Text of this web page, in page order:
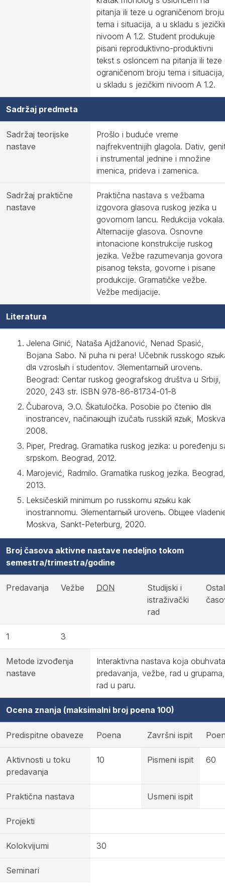
pitanja ili teze u ograničenom broju
tema i situacija, a u skladu s
nivoom A 1.2. Student produkuje
pisani reproduktivno-produktivni
tekst s osloncem na pitanja ili teze
ograničenom broju tema i
u skladu s jezičkim nivoom A 1.2.
Sadržaj predmeta
Sadržaj teorijske
nastave
Prošlo i buduće vreme
najfrekventnijih glagola. Dativ,
i instrumental jednine i množine
imenica, prideva i zamenica.
Sadržaj praktične
nastave
Praktična nastava s vežbama
izgovora glasova ruskog jezika u
govornom lancu. Redukcija vokala.
Alternacije glasova. Osnovne
intonacione konstrukcije ruskog
jezika. Vežbe razumevanja govora
pisanog teksta, govorne i pisane
produkcije. Gramatičke vežbe.
Vežbe medijacije.
Literatura
Jelena Ginić, Nataša Ajdžanović, Nenad Spasić,
Bojana Sabo. Ni puha ni pera! Učebnik russkogo
dlя vzroslыh i studentov. Эlementarnый urovenь.
Beograd: Centar ruskog geografskog društva u Srbiji,
2020, 243 str. ISBN 978-86-81734-01-8
Čubarova, Э.O. Škatuločka. Posobie po čteniю dlя
inostrancev, načinaющih izučatь russkiй яzыk,
2008.
Piper, Predrag. Gramatika ruskog jezika: u poređenju
srpskom. Beograd, 2012.
Marojević, Radmilo. Gramatika ruskog jezika. Beograd,
2013.
Leksičeskiй minimum po russkomu яzыku kak
inostrannomu. Эlementarnый urovenь. Obщee
Moskva, Sankt-Peterburg, 2020.
Broj časova aktivne nastave nedeljno tokom
semestra/trimestra/godine
Predavanja Vežbe DON
Studijski i
istraživački
rad
1 3
Metode izvođenja
nastave
Interaktivna nastava koja obuhvata
predavanja, vežbe, rad u grupama,
rad u paru.
Ocena znanja (maksimalni broj poena 100)
Predispitne obaveze Poena Završni ispit
Aktivnosti u toku
predavanja
10 Pismeni ispit 60
Praktična nastava Usmeni ispit
Projekti
Kolokvijumi 30
Seminari